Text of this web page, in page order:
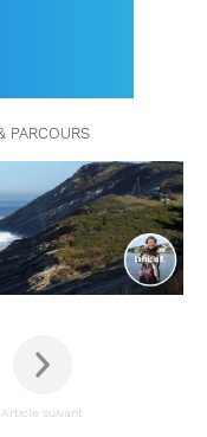
PARCOURS
Article suivant